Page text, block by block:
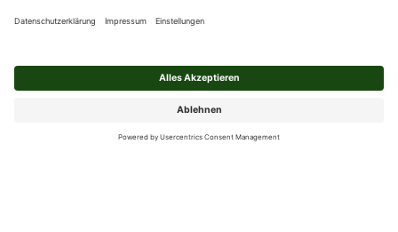
AGB
Datenschutz
Impressum
Streitschlichtung